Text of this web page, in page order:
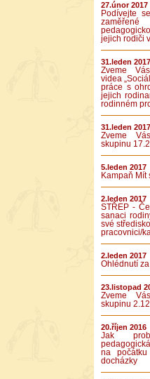
27.únor 2017
Podívejte
jejich rodiči
31.leden 2017
Zveme
videa
práce s
jejich
rodinném
31.leden 2017
Zveme
skupinu
5.leden 2017
Kampaň Mít
2.leden 2017
STŘEP -
sanaci
své
pracovnici/ka
2.leden 2017
Ohlédnutí
23.listopad
Zveme
skupinu
20.říjen 2016
Jak
na
docházky